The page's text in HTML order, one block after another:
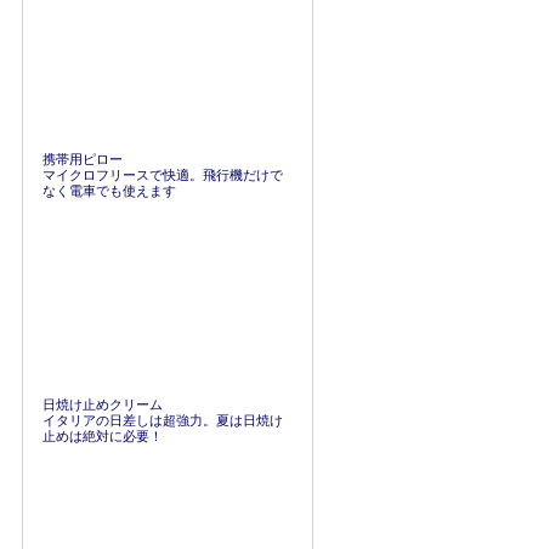
携帯用ピロー
マイクロフリースで快適。飛行機だけで
なく電車でも使えます
日焼け止めクリーム
イタリアの日差しは超強力。夏は日焼け
止めは絶対に必要！